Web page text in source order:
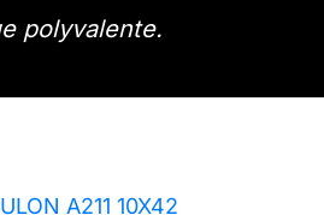
polyvalente.
A211 10X42